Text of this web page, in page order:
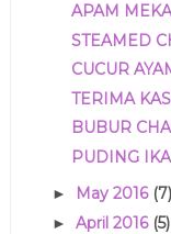
APAM
STEAMED
CUCUR
TERIMA
BUBUR
PUDING
► May 2016 (7)
► April 2016 (5)